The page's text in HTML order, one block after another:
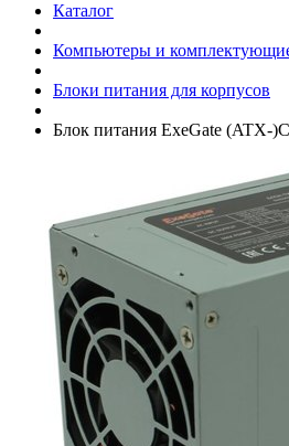
Каталог
Компьютеры и
Блоки питания для корпусов
Блок питания ExeGate (ATX-